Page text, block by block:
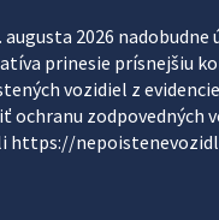
augusta 2026
prinesie prísnejšiu
vozidiel z
ochranu
https://